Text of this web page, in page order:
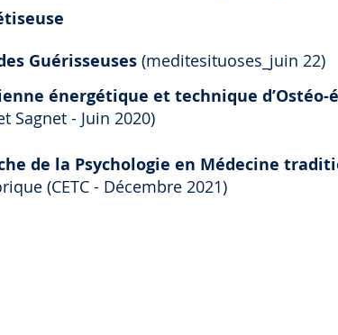
Guérisseuses(meditesituoses_juin 22)​
énergétique et technique
Sagnet - Juin 2020)
de la Psychologie en Médecine
(CETC - Décembre 2021)